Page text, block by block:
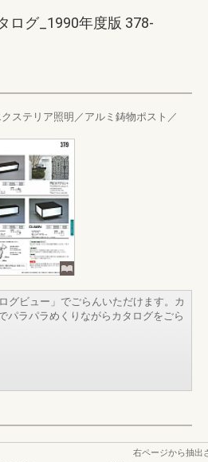
ログ_1990年度版 378-
ステリア照明／アルミ鋳物ポスト／
グビュー」でごらんいただけます。カ
パラパラめくりながらカタログをごら
右ページから抽出